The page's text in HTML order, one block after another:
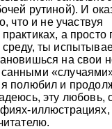
рутиной). И
что и не участвуя
а просто
среду, ты
на свои
полюбил и
эту любовь,
иллюстрациях,